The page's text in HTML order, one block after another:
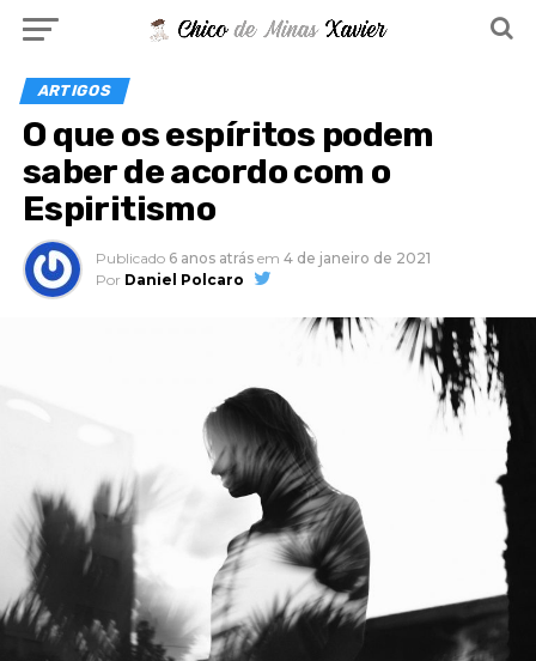
ARTIGOS
O que os espíritos podem
saber de acordo com o
Espiritismo
Publicado 6 anos atrás em 4 de janeiro de 2021
Por Daniel Polcaro